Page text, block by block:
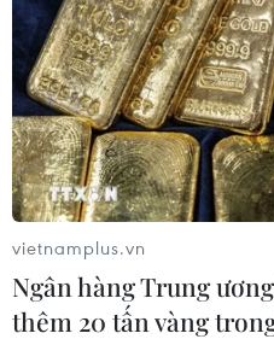
12/02/2022 03:44
Chính quyền của Tổng
tăng cường vai trò của Mỹ
Ấn Độ Dương-Thái Bình
hàng loạt lĩnh vực từ an
vietnamplus.vn
Ngân hàng Trung
thêm 20 tấn vàng